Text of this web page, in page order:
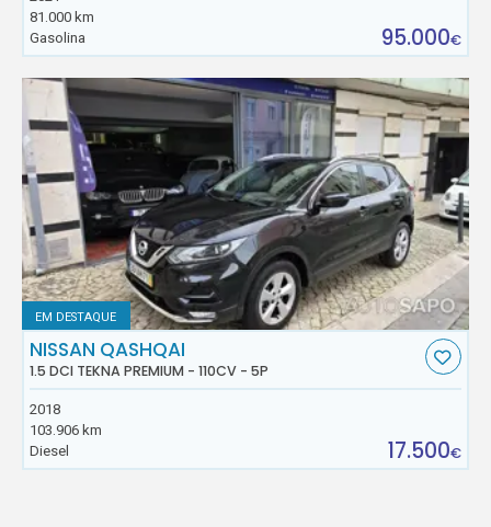
81.000 km
Gasolina
95.000€
EM DESTAQUE
NISSAN QASHQAI
1.5 DCI TEKNA PREMIUM - 110CV - 5P
2018
103.906 km
Diesel
17.500€